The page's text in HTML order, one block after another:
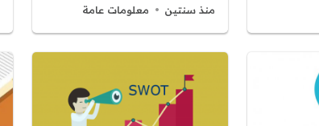
منذ سنتين معلومات عامة